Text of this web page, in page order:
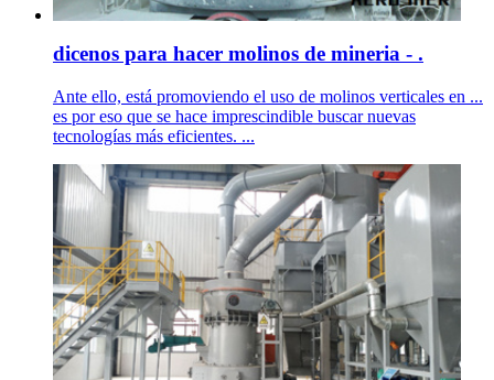
dicenos para hacer molinos de mineria - .
Ante ello, está promoviendo el uso de molinos verticales en ...
es por eso que se hace imprescindible buscar nuevas
tecnologías más eficientes. ...